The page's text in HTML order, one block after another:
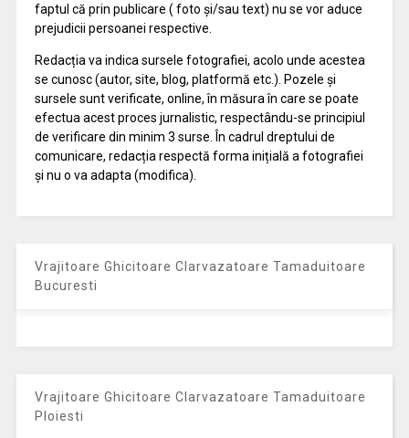
faptul că prin publicare ( foto și/sau text) nu se vor aduce
prejudicii persoanei respective.
Redacția va indica sursele fotografiei, acolo unde acestea
se cunosc (autor, site, blog, platformă etc.). Pozele și
sursele sunt verificate, online, în măsura în care se poate
efectua acest proces jurnalistic, respectându-se principiul
de verificare din minim 3 surse. În cadrul dreptului de
comunicare, redacția respectă forma inițială a fotografiei
și nu o va adapta (modifica).
Vrajitoare Ghicitoare Clarvazatoare Tamaduitoare
Bucuresti
Vrajitoare Ghicitoare Clarvazatoare Tamaduitoare
Ploiesti